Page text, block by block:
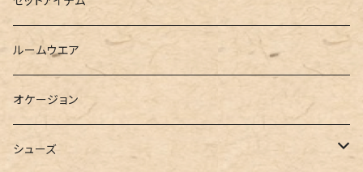
ベスト
シャツ
ブラウス
カーディガン
ハーフパンツ
スウェット
ジャージ
その他
スウェットワンピース
パーカーワンピース
ニットワンピース
ルームウエア
オケージョン
シューズ